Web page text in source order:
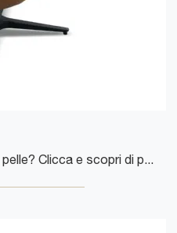
Cerchi Poltrone moderne in pelle? Clicca e scopri di più sul modello Sidney di Cuborosso.